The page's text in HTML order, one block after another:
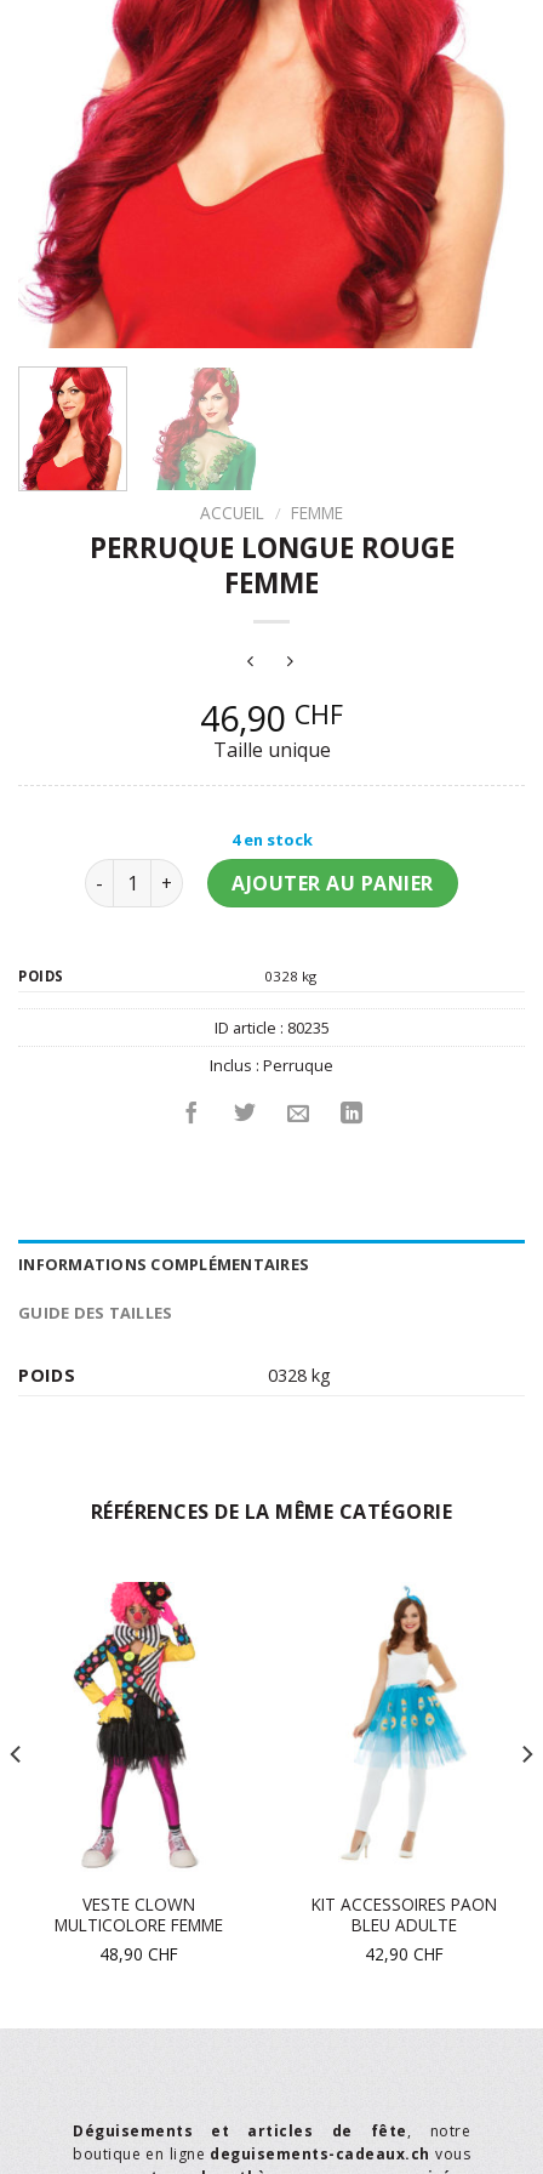
ACCUEIL / FEMME
PERRUQUE LONGUE ROUGE
FEMME
46,90 CHF
Taille unique
4 en stock
quantité de Perruque longue rouge femme
AJOUTER AU PANIER
POIDS 0328 kg
ID article : 80235
Inclus : Perruque
INFORMATIONS COMPLÉMENTAIRES
GUIDE DES TAILLES
POIDS 0328 kg
RÉFÉRENCES DE LA MÊME CATÉGORIE
VESTE CLOWN
MULTICOLORE FEMME
48,90 CHF
KIT ACCESSOIRES PAON
BLEU ADULTE
42,90 CHF
Déguisements et articles de fête, notre
boutique en ligne deguisements-cadeaux.ch vous